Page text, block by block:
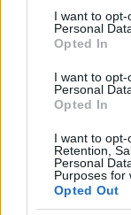
consent section.
I want to
Personal
Opted In
I want to
Personal
Opted In
I want to opt-
Retention,
Personal
Purposes for
Opted Out
umane, che
appuntamento